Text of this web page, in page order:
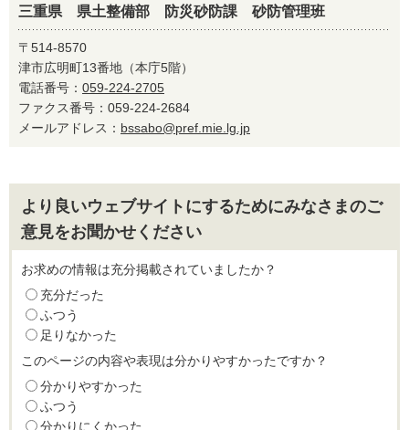
三重県 県土整備部 防災砂防課 砂防管理班
〒514-8570
津市広明町13番地（本庁5階）
電話番号： 059-224-2705
ファクス番号：059-224-2684
メールアドレス： bssabo@pref.mie.lg.jp
より良いウェブサイトにするためにみなさまのご
意見をお聞かせください
お求めの情報は充分掲載されていましたか？
充分だった
ふつう
足りなかった
このページの内容や表現は分かりやすかったですか？
分かりやすかった
ふつう
分かりにくかった